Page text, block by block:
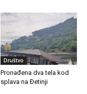
Društvo
Pronađena dva tela kod
splava na Đetinji